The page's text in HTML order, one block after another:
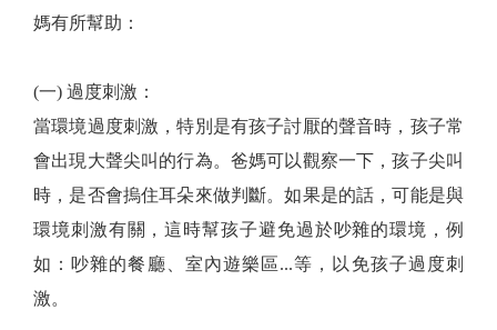
媽有所幫助：
(一) 過度刺激：
當環境過度刺激，特別是有孩子討厭的聲音時，孩子常
會出現大聲尖叫的行為。爸媽可以觀察一下，孩子尖叫
時，是否會摀住耳朵來做判斷。如果是的話，可能是與
環境刺激有關，這時幫孩子避免過於吵雜的環境，例
如：吵雜的餐廳、室內遊樂區...等，以免孩子過度刺
激。